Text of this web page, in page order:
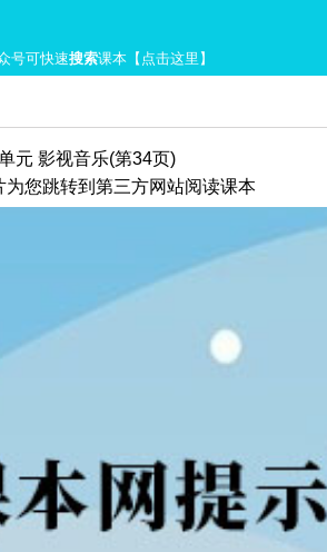
号可快速搜索课本【点击这里】
元 影视音乐(第34页)
为您跳转到第三方网站阅读课本